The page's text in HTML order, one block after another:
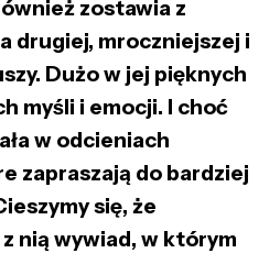
zostawia z
drugiej, mroczniejszej i
Dużo w jej pięknych
myśli i emocji. I choć
w odcieniach
zapraszają do bardziej
się, że
nią wywiad, w którym